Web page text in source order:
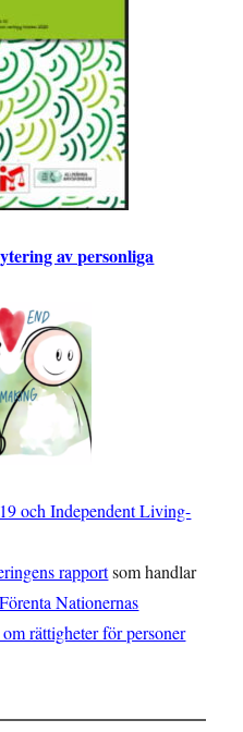
av personliga
och Independent Living-
rapportsom handlar
Nationernas
rättigheter för personer